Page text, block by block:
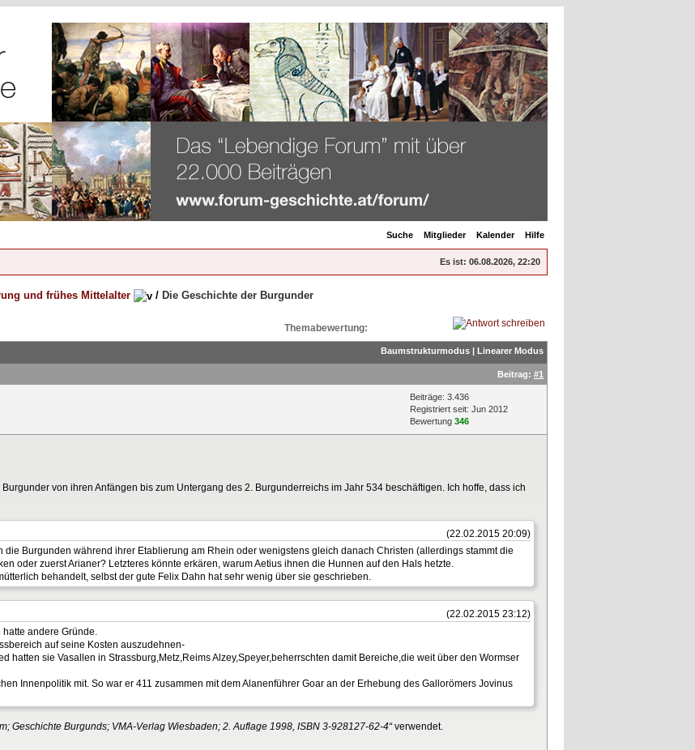
Suche Mitglieder Kalender Hilfe
Es ist: 06.08.2026, 22:20
und frühes Mittelalter / Die Geschichte der Burgunder
Themabewertung:
Baumstrukturmodus | Linearer Modus
Beitrag: #1
Beiträge: 3.436
Registriert seit: Jun 2012
Bewertung 346
von ihren Anfängen bis zum Untergang des 2. Burgunderreichs im Jahr 534 beschäftigen. Ich hoffe, dass ich
(22.02.2015 20:09)
Burgunden während ihrer Etablierung am Rhein oder wenigstens gleich danach Christen (allerdings stammt die
oder zuerst Arianer? Letzteres könnte erkären, warum Aetius ihnen die Hunnen auf den Hals hetzte.
behandelt, selbst der gute Felix Dahn hat sehr wenig über sie geschrieben.
(22.02.2015 23:12)
andere Gründe.
auf seine Kosten auszudehnen-
hatten sie Vasallen in Strassburg,Metz,Reims Alzey,Speyer,beherrschten damit Bereiche,die weit über den Wormser
Innenpolitik mit. So war er 411 zusammen mit dem Alanenführer Goar an der Erhebung des Gallorömers Jovinus
Geschichte Burgunds; VMA-Verlag Wiesbaden; 2. Auflage 1998, ISBN 3-928127-62-4“verwendet.